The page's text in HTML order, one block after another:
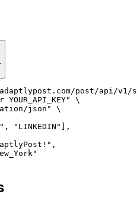
post/api/v1/
\
json"
\
, "LINKEDIN"
],
,